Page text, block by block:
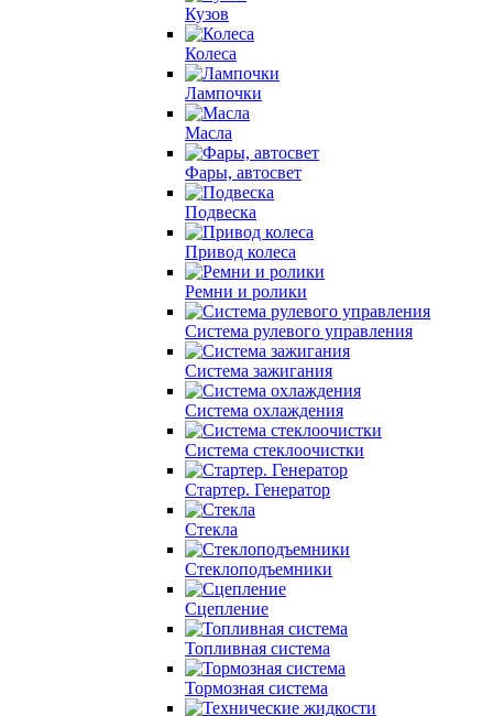
Кузов
Колеса
Лампочки
Масла
Фары, автосвет
Подвеска
Привод колеса
Ремни и ролики
Система рулевого управления
Система зажигания
Система охлаждения
Система cтеклоочистки
Стартер. Генератор
Стекла
Стеклоподъемники
Сцепление
Топливная система
Тормозная система